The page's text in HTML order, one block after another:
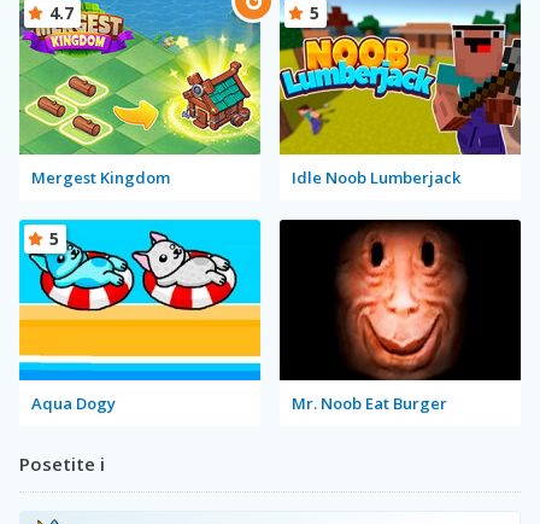
Mergest Kingdom
4.7
Idle Noob Lumberjack
5
Aqua Dogy
5
Mr. Noob Eat Burger
Posetite i